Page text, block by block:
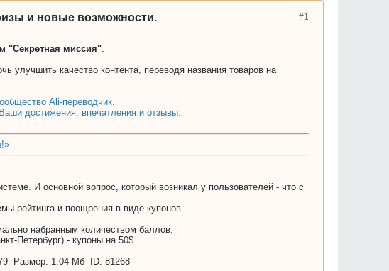
#1
и новые возможности.
"Секретная миссия".
улучшить качество контента, переводя названия товаров на
Ali-переводчик.
достижения, впечатления и отзывы.
И основной вопрос, который возникал у пользователей - что с
рейтинга и поощрения в виде купонов.
набранным количеством баллов.
Петербург) - купоны на 50$